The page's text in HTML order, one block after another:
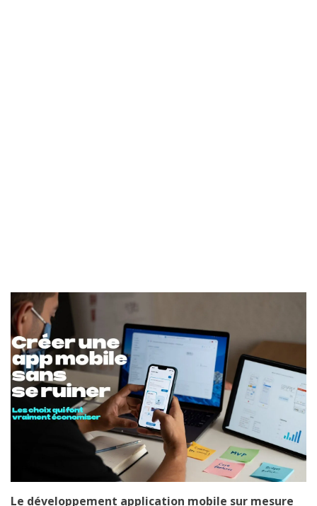
Le développement application mobile sur mesure